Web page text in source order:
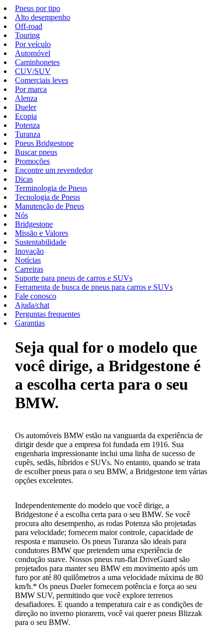
Pneus por tipo
Alto desempenho
Off-road
Touring
Por veículo
Automóvel
Caminhonetes
CUV/SUV
Comerciais leves
Por marca
Alenza
Dueler
Ecopia
Potenza
Turanza
Pneus Bridgestone
Buscar pneus
Promoções
Encontre um revendedor
Dicas
Terminologia de Pneus
Tecnologia de Pneus
Manutenção de Pneus
Nós
Bridgestone
Missão e Valores
Sustentabilidade
Inovação
Notícias
Carreiras
Suporte para pneus de carros e SUVs
Ferramenta de busca de pneus para carros e SUVs
Fale conosco
Ajuda/chat
Perguntas frequentes
Garantias
Seja qual for o modelo que
você dirige, a Bridgestone é
a escolha certa para o seu
BMW.
Os automóveis BMW estão na vanguarda da experiência de
dirigir desde que a empresa foi fundada em 1916. Sua
engenharia impressionante inclui uma linha de sucesso de
cupês, sedãs, híbridos e SUVs. No entanto, quando se trata
de escolher pneus para o seu BMW, a Bridgestone tem várias
opções excelentes.
Independentemente do modelo que você dirige, a
Bridgestone é a escolha certa para o seu BMW. Se você
procura alto desempenho, as rodas Potenza são projetadas
para velocidade; fornecem maior controle, capacidade de
resposta e manuseio. Os pneus Turanza são ideais para
condutores BMW que pretendem uma experiência de
condução suave. Nossos pneus run-flat DriveGuard são
projetados para manter seu BMW em movimento após um
furo por até 80 quilômetros a uma velocidade máxima de 80
km/h.* Os pneus Dueler fornecem potência e força ao seu
BMW SUV, permitindo que você explore terrenos
desafiadores. E quando a temperatura cair e as condições de
direção no inverno piorarem, você vai querer pneus Blizzak
para o seu BMW.